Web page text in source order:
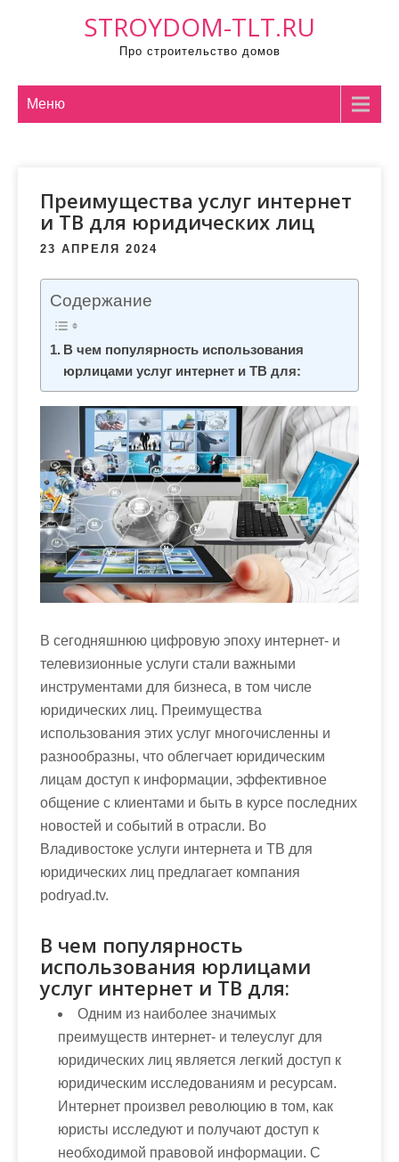
STROYDOM-TLT.RU
Про строительство домов
Меню
Преимущества услуг интернет
и ТВ для юридических лиц
23 АПРЕЛЯ 2024
Содержание
В чем популярность использования
юрлицами услуг интернет и ТВ для:
В сегодняшнюю цифровую эпоху интернет- и
телевизионные услуги стали важными
инструментами для бизнеса, в том числе
юридических лиц. Преимущества
использования этих услуг многочисленны и
разнообразны, что облегчает юридическим
лицам доступ к информации, эффективное
общение с клиентами и быть в курсе последних
новостей и событий в отрасли. Во
Владивостоке услуги интернета и ТВ для
юридических лиц предлагает компания
podryad.tv.
В чем популярность
использования юрлицами
услуг интернет и ТВ для:
Одним из наиболее значимых
преимуществ интернет- и телеуслуг для
юридических лиц является легкий доступ к
юридическим исследованиям и ресурсам.
Интернет произвел революцию в том, как
юристы исследуют и получают доступ к
необходимой правовой информации. С